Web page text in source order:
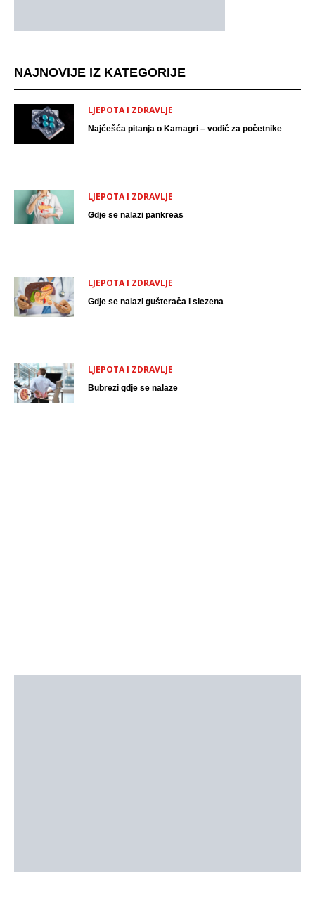
NAJNOVIJE IZ KATEGORIJE
LJEPOTA I ZDRAVLJE
Najčešća pitanja o Kamagri – vodič za početnike
LJEPOTA I ZDRAVLJE
Gdje se nalazi pankreas
LJEPOTA I ZDRAVLJE
Gdje se nalazi gušterača i slezena
LJEPOTA I ZDRAVLJE
Bubrezi gdje se nalaze